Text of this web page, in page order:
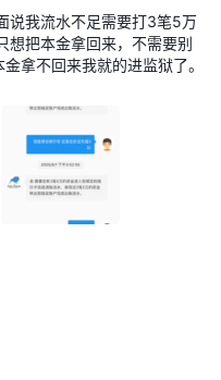
说我流水不足需要打3笔5万
想把本金拿回来，不需要别
拿不回来我就的进监狱了。